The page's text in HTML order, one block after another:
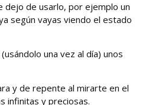
dejo de usarlo, por ejemplo un
según vayas viendo el estado
una vez al día) unos
y de repente al mirarte en el
infinitas y preciosas.